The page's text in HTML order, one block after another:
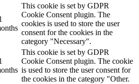
This cookie is set by GDPR
Cookie Consent plugin. The
cookies is used to store the user
consent for the cookies in the
category "Necessary".
This cookie is set by GDPR
Cookie Consent plugin. The cookie
is used to store the user consent for
the cookies in the category "Other.